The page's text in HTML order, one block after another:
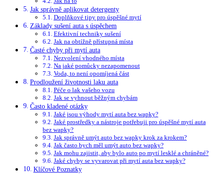
Jak správně aplikovat detergenty
Doplňkové tipy pro úspěšné mytí
Základy sušení auta s úspěchem
Efektivní techniky sušení
Jak na obtížně přístupná místa
Časté chyby při mytí auta
Nezvolení vhodného místa
Na jaké pomůcky nezapomenout
Voda, to není opomíjená část
Prodloužení životnosti laku auta
Péče o lak vašeho vozu
Jak se vyhnout běžným chybám
Často kladené otázky
Jaké jsou výhody mytí auta bez wapky?
Jaké prostředky a nástroje potřebuji pro úspěšné mytí auta
bez wapky?
Jak správně umýt auto bez wapky krok za krokem?
Jak často bych měl umýt auto bez wapky?
Jak mohu zajistit, aby bylo auto po mytí lesklé a chráněné?
Jaké chyby se vyvarovat při mytí auta bez wapky?
Klíčové Poznatky